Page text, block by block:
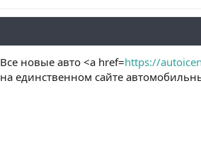
Все новые авто <a href=https://
на единственном сайте